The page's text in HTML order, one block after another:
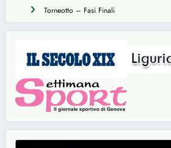
Torneotto – Fasi Finali